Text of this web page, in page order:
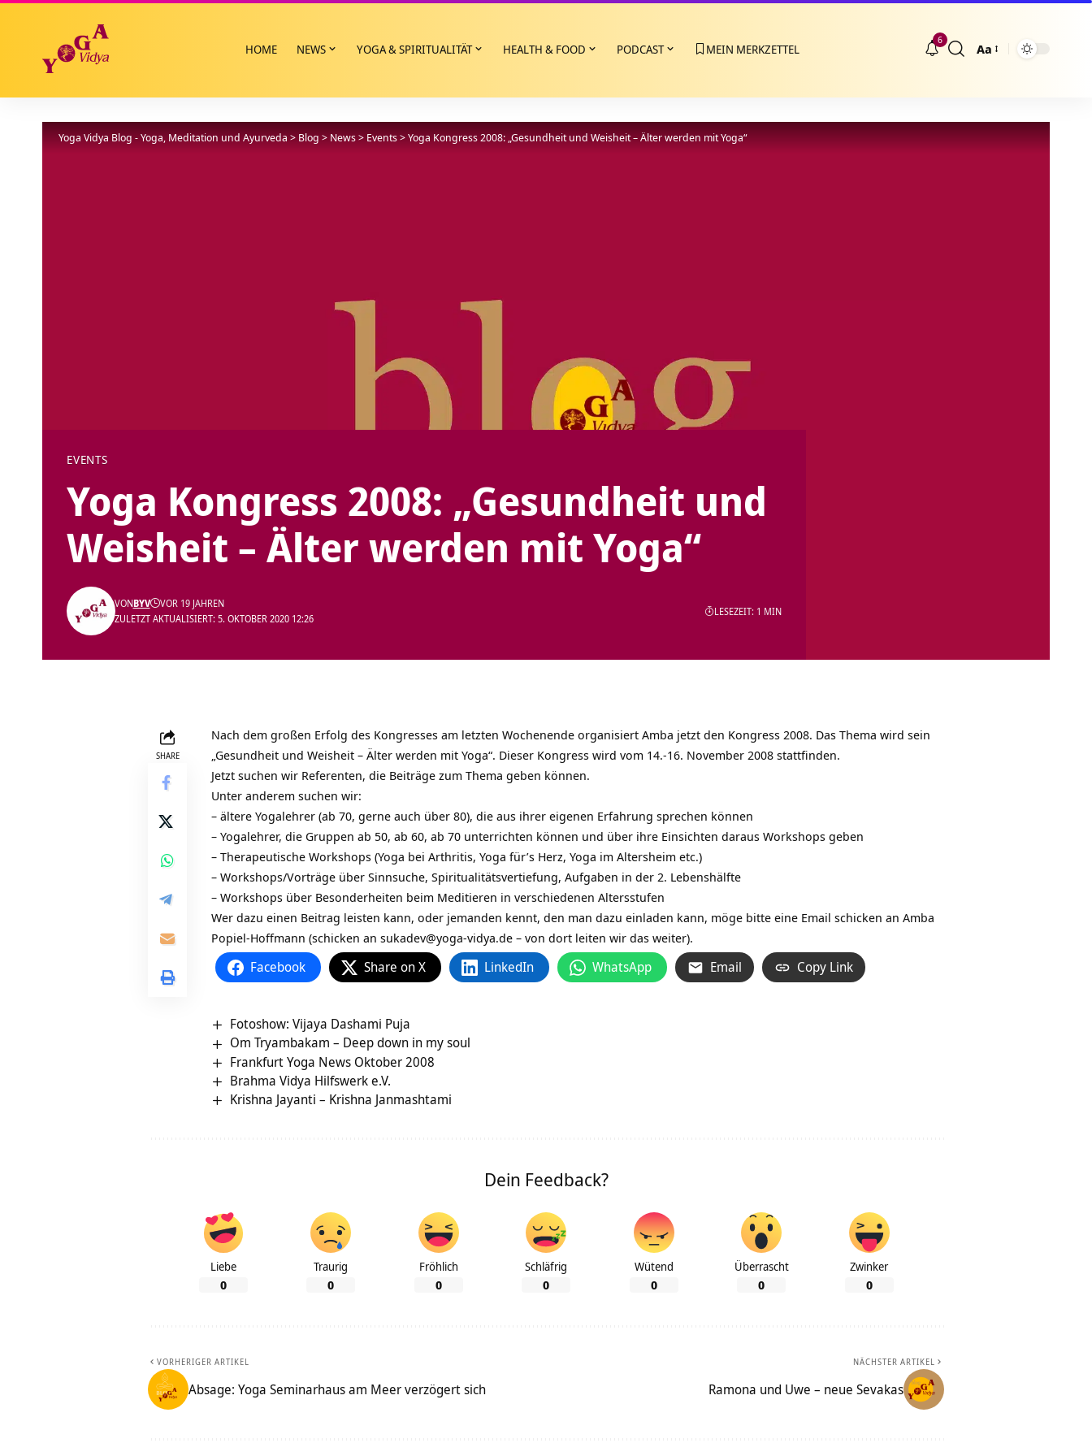
HOME NEWS YOGA & SPIRITUALITÄT HEALTH & FOOD PODCAST MEIN MERKZETTEL
6
Größenänderung
Aa
Yoga Vidya Blog - Yoga, Meditation und Ayurveda > Blog > News> Events>Yoga Kongress 2008: „Gesundheit und Weisheit – Älter werden mit Yoga“
EVENTS
Yoga Kongress 2008: „Gesundheit und
Weisheit – Älter werden mit Yoga“
ZULETZT AKTUALISIERT: 5. OKTOBER 2020 12:26
VONBYV VOR 19 JAHREN
LESEZEIT: 1 MIN
SHARE
Nach dem großen Erfolg des Kongresses am letzten Wochenende organisiert Amba jetzt den Kongress 2008. Das Thema wird sein
„Gesundheit und Weisheit – Älter werden mit Yoga“. Dieser Kongress wird vom 14.-16. November 2008 stattfinden.
Jetzt suchen wir Referenten, die Beiträge zum Thema geben können.
Unter anderem suchen wir:
– ältere Yogalehrer (ab 70, gerne auch über 80), die aus ihrer eigenen Erfahrung sprechen können
– Yogalehrer, die Gruppen ab 50, ab 60, ab 70 unterrichten können und über ihre Einsichten daraus Workshops geben
– Therapeutische Workshops (Yoga bei Arthritis, Yoga für’s Herz, Yoga im Altersheim etc.)
– Workshops/Vorträge über Sinnsuche, Spiritualitätsvertiefung, Aufgaben in der 2. Lebenshälfte
– Workshops über Besonderheiten beim Meditieren in verschiedenen Altersstufen
Wer dazu einen Beitrag leisten kann, oder jemanden kennt, den man dazu einladen kann, möge bitte eine Email schicken an Amba
Popiel-Hoffmann (schicken an sukadev@yoga-vidya.de – von dort leiten wir das weiter).
Facebook Share on X LinkedIn WhatsApp Email Copy Link
Fotoshow: Vijaya Dashami Puja
Om Tryambakam – Deep down in my soul
Frankfurt Yoga News Oktober 2008
Brahma Vidya Hilfswerk e.V.
Krishna Jayanti – Krishna Janmashtami
Dein Feedback?
Liebe
0
Traurig
0
Fröhlich
0
Schläfrig
0
Wütend
0
Überrascht
0
Zwinker
0
VORHERIGER ARTIKEL
Absage: Yoga Seminarhaus am Meer verzögert sich
NÄCHSTER ARTIKEL
Ramona und Uwe – neue Sevakas